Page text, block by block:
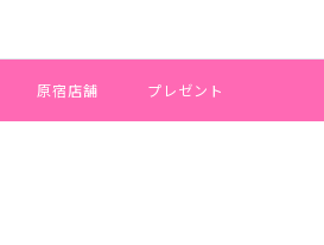
原宿店舗 プレゼント